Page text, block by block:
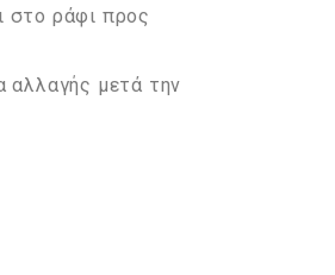
στο ράφι προς
αλλαγής μετά την